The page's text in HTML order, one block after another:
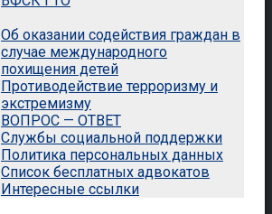
Об оказании содействия граждан в
случае международного
похищения детей
Противодействие терроризму и
экстремизму
ВОПРОС — ОТВЕТ
Службы социальной поддержки
Политика персональных данных
Список бесплатных адвокатов
Интересные ссылки